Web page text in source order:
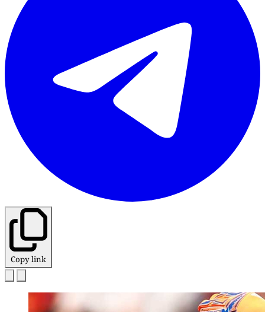
Copy link